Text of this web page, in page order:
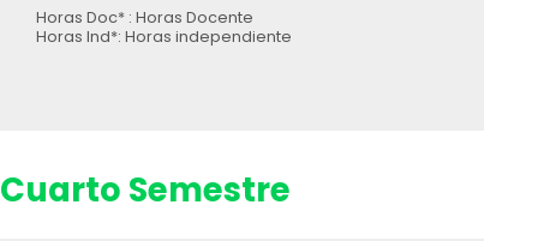
Horas Doc* : Horas Docente
Horas Ind*: Horas independiente
Cuarto Semestre